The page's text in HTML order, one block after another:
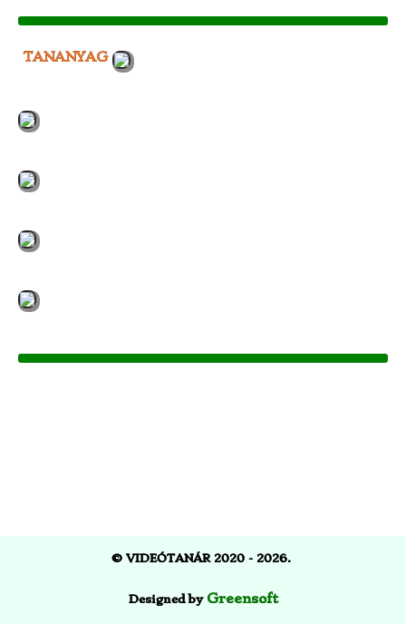
TANANYAG
©VIDEÓTANÁR2020 - 2026.
Designed by Greensoft